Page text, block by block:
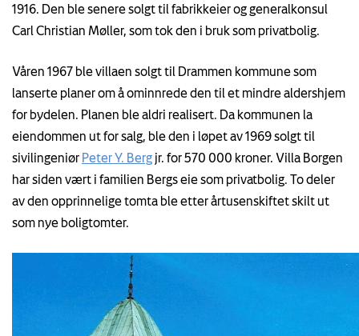
1916. Den ble senere solgt til fabrikkeier og generalkonsul
Carl Christian Møller, som tok den i bruk som privatbolig.
Våren 1967 ble villaen solgt til Drammen kommune som
lanserte planer om å ominnrede den til et mindre aldershjem
for bydelen. Planen ble aldri realisert. Da kommunen la
eiendommen ut for salg, ble den i løpet av 1969 solgt til
sivilingeniør Peter Y. Berg jr. for 570 000 kroner. Villa Borgen
har siden vært i familien Bergs eie som privatbolig. To deler
av den opprinnelige tomta ble etter årtusenskiftet skilt ut
som nye boligtomter.